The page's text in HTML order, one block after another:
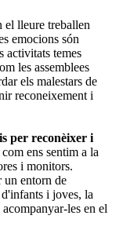
el lleure treballen
emocions són
activitats temes
les assemblees
els malestars de
reconeixement i
per reconèixer i
ens sentim a la
i monitors.
un entorn de
i joves, la
les en el